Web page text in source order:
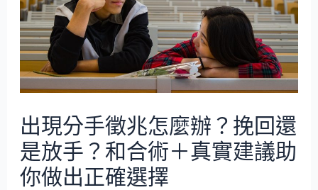
出現分手徵兆怎麼辦？挽回還
是放手？和合術＋真實建議助
你做出正確選擇